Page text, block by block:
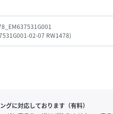
02-07 RW1478)
グに対応しております（有料）